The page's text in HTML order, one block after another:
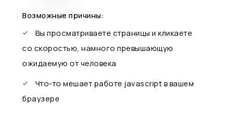
Возможные причины:
Вы просматриваете страницы и кликаете
со скоростью, намного превышающую
ожидаемую от человека
Что-то мешает работе javascript в вашем
браузере